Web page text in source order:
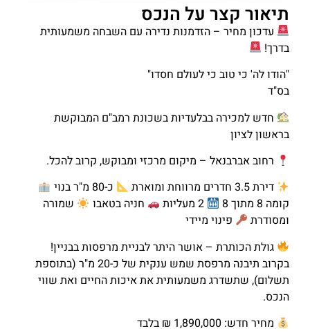
תיאור קצר על הנכס
עדכון מחיר – הזדמנות נדירה עם השבחה משמעותית
בדרך!
"הודו לה' כי טוב כי לעולם חסדו"
בס"ד
חדש למכירה בבלעדיות בשכונת רמב"ם המבוקשת
בראשון לציון
רחוב אברבנאל – מיקום מרכזי ומבוקש, קרוב להכל.
דירת 3.5 חדרים מרווחת ומוארת
כ-80 מ"ר בנוי
קומה 8 מתוך 8
2 מעליות חניה בטאבו
שמורה
ומסודרת
פינוי מיידי
גולת הכותרת – אושר היתר לבניית מרפסות בבניין!
בקרוב תיבנה מרפסת שמש ענקית של כ-20 מ"ר (בתוספת
תשלום), שתשדרג משמעותית את איכות החיים ואת שווי
הנכס.
מחיר חדש: 1,890,000 ₪ בלבד